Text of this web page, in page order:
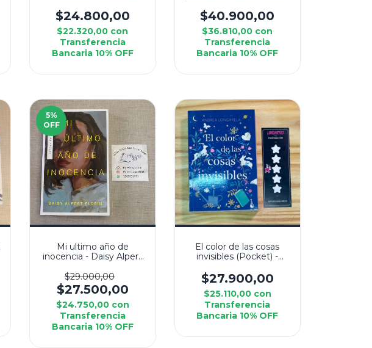
$24.800,00
$22.320,00 con
Transferencia
Bancaria 10% OFF
$40.900,00
$36.810,00 con
Transferencia
Bancaria 10% OFF
5%
OFF
Mi ultimo año de
inocencia - Daisy Alpert
$29.000,00
$27.500,00
$24.750,00 con
Transferencia
Bancaria 10% OFF
El color de las cosas
invisibles (Pocket) -
$27.900,00
$25.110,00 con
Transferencia
Bancaria 10% OFF